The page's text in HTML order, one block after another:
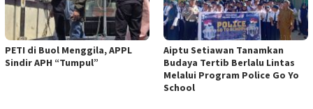
PETI di Buol Menggila, APPL
Sindir APH “Tumpul”
Aiptu Setiawan Tanamkan
Budaya Tertib Berlalu Lintas
Melalui Program Police Go Yo
School